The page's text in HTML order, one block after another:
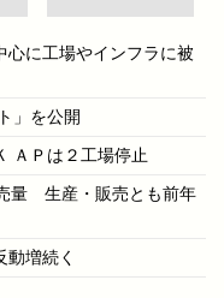
に工場やインフラに被
」を公開
ＡＰは２工場停止
量 生産・販売とも前年
増続く